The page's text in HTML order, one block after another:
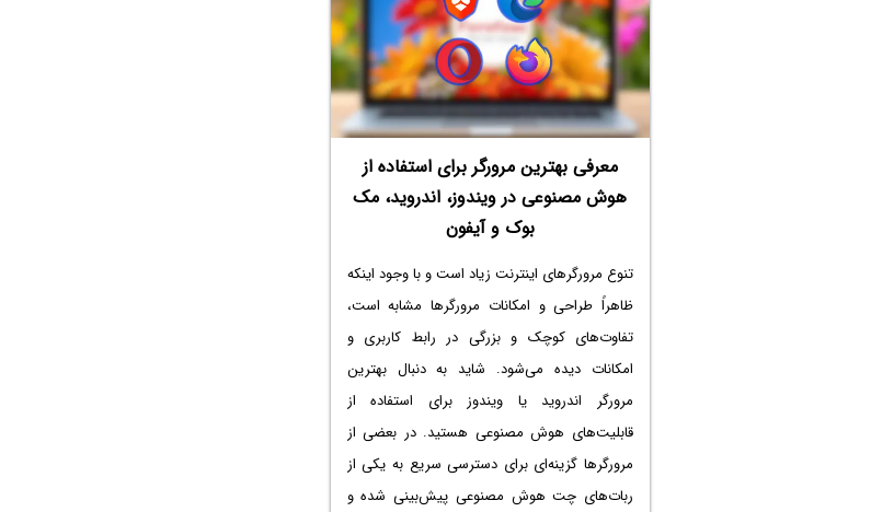
معرفی بهترین مرورگر برای استفاده از
هوش مصنوعی در ویندوز، اندروید، مک
بوک و آیفون
تنوع مرورگرهای اینترنت زیاد است و با وجود اینکه
ظاهراً طراحی و امکانات مرورگرها مشابه است،
تفاوت‌های کوچک و بزرگی در رابط کاربری و
امکانات دیده می‌شود. شاید به دنبال بهترین
مرورگر اندروید یا ویندوز برای استفاده از
قابلیت‌های هوش مصنوعی هستید. در بعضی از
مرورگرها گزینه‌ای برای دسترسی سریع به یکی از
ربات‌های چت هوش مصنوعی پیش‌بینی شده و